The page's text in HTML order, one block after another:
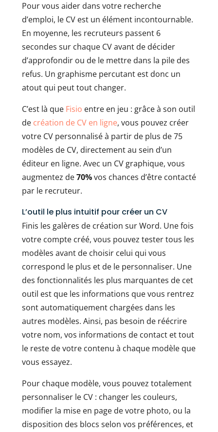
Pour vous aider dans votre recherche
d’emploi, le CV est un élément incontournable.
En moyenne, les recruteurs passent 6
secondes sur chaque CV avant de décider
d’approfondir ou de le mettre dans la pile des
refus. Un graphisme percutant est donc un
atout qui peut tout changer.
C’est là que Fisio entre en jeu : grâce à son outil
de création de CV en ligne, vous pouvez créer
votre CV personnalisé à partir de plus de 75
modèles de CV, directement au sein d’un
éditeur en ligne. Avec un CV graphique, vous
augmentez de70%vos chances d’être contacté
par le recruteur.
L’outil le plus intuitif pour créer un CV
Finis les galères de création sur Word. Une fois
votre compte créé, vous pouvez tester tous les
modèles avant de choisir celui qui vous
correspond le plus et de le personnaliser. Une
des fonctionnalités les plus marquantes de cet
outil est que les informations que vous rentrez
sont automatiquement chargées dans les
autres modèles. Ainsi, pas besoin de réécrire
votre nom, vos informations de contact et tout
le reste de votre contenu à chaque modèle que
vous essayez.
Pour chaque modèle, vous pouvez totalement
personnaliser le CV : changer les couleurs,
modifier la mise en page de votre photo, ou la
disposition des blocs selon vos préférences, et